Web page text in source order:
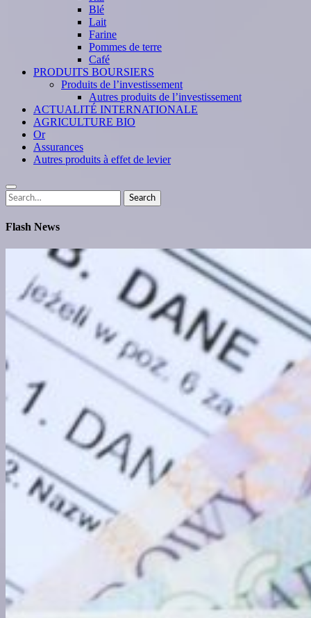
Blé
Lait
Farine
Pommes de terre
Café
PRODUITS BOURSIERS
Produits de l’investissement
Autres produits de l’investissement
ACTUALITÉ INTERNATIONALE
AGRICULTURE BIO
Or
Assurances
Autres produits à effet de levier
Search
for:
Search
Flash News